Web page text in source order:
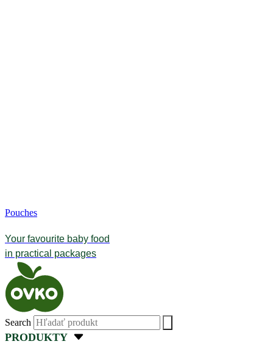
Pouches
Your favourite baby food
in practical packages
Search
PRODUKTY